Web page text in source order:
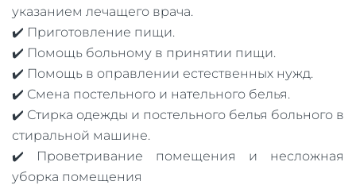
указанием лечащего врача.
✔️ Приготовление пищи.
✔️ Помощь больному в принятии пищи.
✔️ Помощь в оправлении естественных нужд.
✔️ Смена постельного и нательного белья.
✔️ Стирка одежды и постельного белья больного в
стиральной машине.
✔️ Проветривание помещения и несложная
уборка помещения